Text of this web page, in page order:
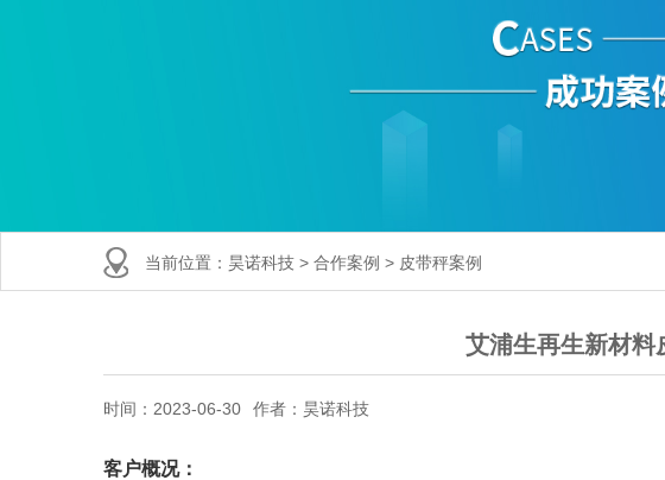
当前位置： 昊诺科技 > 合作案例 > 皮带秤案例
艾浦生再生新材料
时间：2023-06-30 作者：昊诺科技
客户概况：